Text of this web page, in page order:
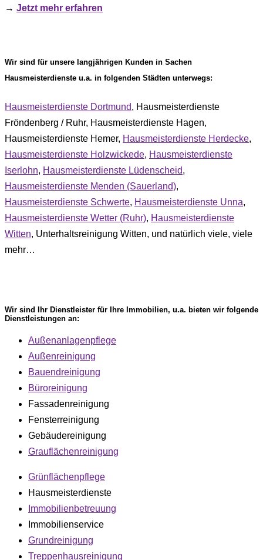
→ Jetzt mehr erfahren
Wir sind für unsere langjährigen Kunden in Sachen
Hausmeisterdienste u.a. in folgenden Städten unterwegs:
Hausmeisterdienste Dortmund, Hausmeisterdienste
Fröndenberg / Ruhr, Hausmeisterdienste Hagen,
Hausmeisterdienste Hemer, Hausmeisterdienste Herdecke,
Hausmeisterdienste Holzwickede, Hausmeisterdienste
Iserlohn, Hausmeisterdienste Lüdenscheid,
Hausmeisterdienste Menden (Sauerland),
Hausmeisterdienste Schwerte, Hausmeisterdienste Unna,
Hausmeisterdienste Wetter (Ruhr), Hausmeisterdienste
Witten, Unterhaltsreinigung Witten, und natürlich viele, viele
mehr…
Wir sind Ihr Dienstleister für Ihre Immobilien, u.a. bieten wir folgende
Dienstleistungen an:
Außenanlagenpflege
Außenreinigung
Bauendreinigung
Büroreinigung
Fassadenreinigung
Fensterreinigung
Gebäudereinigung
Grauflächenreinigung
Grünflächenpflege
Hausmeisterdienste
Immobilienbetreuung
Immobilienservice
Grundreinigung
Treppenhausreinigung